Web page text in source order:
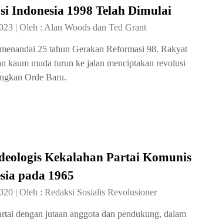
Indonesia 1998 Telah Dimulai
| Oleh : Alan Woods dan Ted Grant
25 tahun Gerakan Reformasi 98. Rakyat
kaum muda turun ke jalan menciptakan revolusi
Orde Baru.
Kekalahan Partai Komunis
pada 1965
| Oleh : Redaksi Sosialis Revolusioner
dengan jutaan anggota dan pendukung, dalam